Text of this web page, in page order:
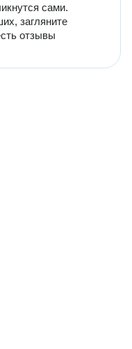
сами.
загляните
отзывы